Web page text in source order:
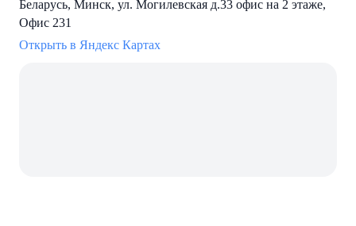
Беларусь, Минск, ул. Могилевская д.33 офис на 2 этаже,
Офис 231
Открыть в Яндекс Картах